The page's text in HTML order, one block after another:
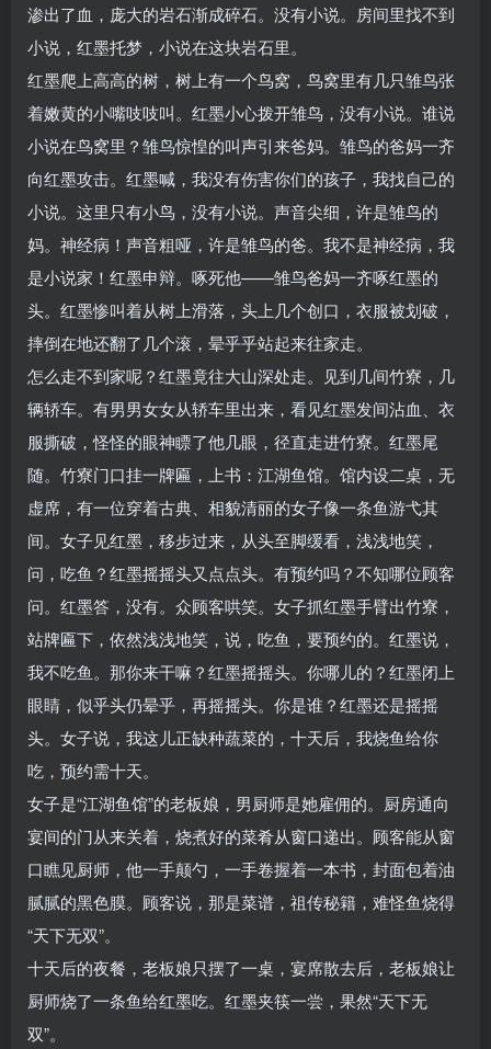
渗出了血，庞大的岩石渐成碎石。没有小说。房间里找不到
小说，红墨托梦，小说在这块岩石里。
红墨爬上高高的树，树上有一个鸟窝，鸟窝里有几只雏鸟张
着嫩黄的小嘴吱吱叫。红墨小心拨开雏鸟，没有小说。谁说
小说在鸟窝里？雏鸟惊惶的叫声引来爸妈。雏鸟的爸妈一齐
向红墨攻击。红墨喊，我没有伤害你们的孩子，我找自己的
小说。这里只有小鸟，没有小说。声音尖细，许是雏鸟的
妈。神经病！声音粗哑，许是雏鸟的爸。我不是神经病，我
是小说家！红墨申辩。啄死他——雏鸟爸妈一齐啄红墨的
头。红墨惨叫着从树上滑落，头上几个创口，衣服被划破，
摔倒在地还翻了几个滚，晕乎乎站起来往家走。
怎么走不到家呢？红墨竟往大山深处走。见到几间竹寮，几
辆轿车。有男男女女从轿车里出来，看见红墨发间沾血、衣
服撕破，怪怪的眼神瞟了他几眼，径直走进竹寮。红墨尾
随。竹寮门口挂一牌匾，上书：江湖鱼馆。馆内设二桌，无
虚席，有一位穿着古典、相貌清丽的女子像一条鱼游弋其
间。女子见红墨，移步过来，从头至脚缓看，浅浅地笑，
问，吃鱼？红墨摇摇头又点点头。有预约吗？不知哪位顾客
问。红墨答，没有。众顾客哄笑。女子抓红墨手臂出竹寮，
站牌匾下，依然浅浅地笑，说，吃鱼，要预约的。红墨说，
我不吃鱼。那你来干嘛？红墨摇摇头。你哪儿的？红墨闭上
眼睛，似乎头仍晕乎，再摇摇头。你是谁？红墨还是摇摇
头。女子说，我这儿正缺种蔬菜的，十天后，我烧鱼给你
吃，预约需十天。
女子是“江湖鱼馆”的老板娘，男厨师是她雇佣的。厨房通向
宴间的门从来关着，烧煮好的菜肴从窗口递出。顾客能从窗
口瞧见厨师，他一手颠勺，一手卷握着一本书，封面包着油
腻腻的黑色膜。顾客说，那是菜谱，祖传秘籍，难怪鱼烧得
“天下无双”。
十天后的夜餐，老板娘只摆了一桌，宴席散去后，老板娘让
厨师烧了一条鱼给红墨吃。红墨夹筷一尝，果然“天下无
双”。